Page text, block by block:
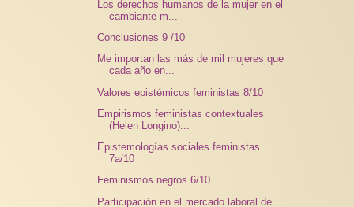
Los derechos humanos de la mujer en el
cambiante m...
Conclusiones 9 /10
Me importan las más de mil mujeres que
cada año en...
Valores epistémicos feministas 8/10
Empirismos feministas contextuales
(Helen Longino)...
Epistemologías sociales feministas
7a/10
Feminismos negros 6/10
Participación en el mercado laboral de